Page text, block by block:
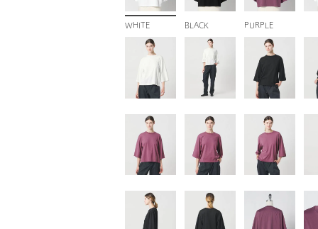
WHITE BLACK PURPLE